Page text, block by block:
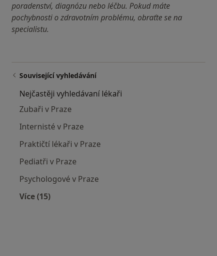
poradenství, diagnózu nebo léčbu. Pokud máte
pochybnosti o zdravotním problému, obraťte se na
specialistu.
Související vyhledávání
Nejčastěji vyhledávaní lékaři
Zubaři v Praze
Internisté v Praze
Praktičtí lékaři v Praze
Pediatři v Praze
Psychologové v Praze
Více (15)